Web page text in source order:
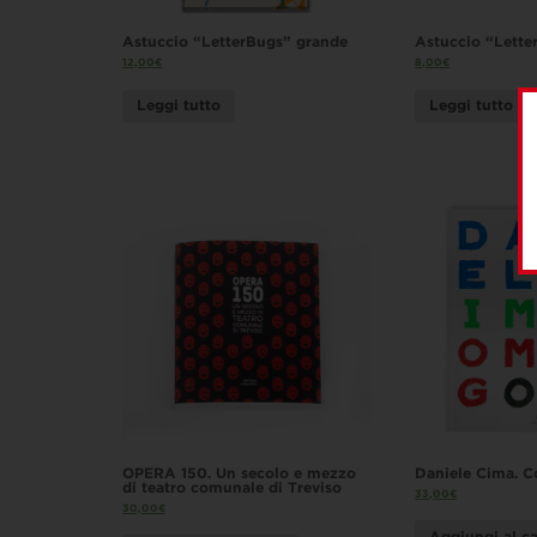
Astuccio “LetterBugs” grande
12,00€
Leggi tutto
Astuccio
8,00€
Leggi tutto
OPERA 150. Un secolo e mezzo
di teatro comunale di Treviso
30,00€
Daniele Cima.
33,00€